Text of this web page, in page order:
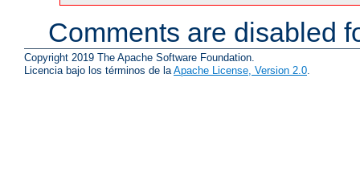
Comments are disabled
Copyright 2019 The Apache Software Foundation.
Licencia bajo los términos de la Apache License, Version 2.0